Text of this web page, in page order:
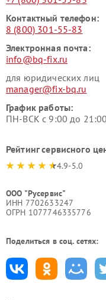
Контактный телефон:
8 (800) 301-55-83
Электронная почта:
info@bq-fix.ru
для юридических лиц
manager@fix-bq.ru
График работы:
ПН-ВСК с 9:00 до
Рейтинг сервисного
4.9-5.0
ООО "Русервис"
ИНН 7702633247
ОГРН 1077746335776
Поделиться в соц. сетях: